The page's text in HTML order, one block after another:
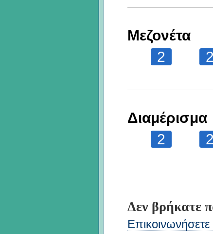
Μεζονέτα
2
2
Διαμέρισμα
2
2
Δεν βρήκατε